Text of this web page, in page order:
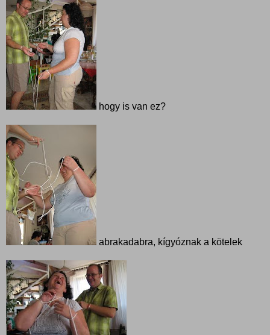
hogy is van ez?
abrakadabra, kígyóznak a kötelek